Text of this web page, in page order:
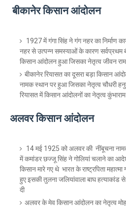
बीकानेर किसान आंदोलन
1927 में गंगा सिंह ने गंग नहर का निर्माण
नहर से उत्पन्न समस्याओं के कारण सर्वप्रथम
किसान आंदोलन हुआ जिसका नेतृत्व जीवन राम
बीकानेर रियासत का दूसरा बड़ा किसान
नामक स्थान पर हुआ जिसका नेतृत्व चौधरी
रियासत में किसान आंदोलनों का नेतृत्व
अलवर किसान आंदोलन
14 मई 1925 को अलवर की नींबूचना
में कमांडर छज्जू सिंह ने गोलियां चलाने का
किसान मारे गए थे भारत के राष्ट्रपिता
हुए इसकी तुलना जलियांवाला बाघ हत्याकांड से
दी
अलवर के मेव किसान आंदोलन का नेतृत्व